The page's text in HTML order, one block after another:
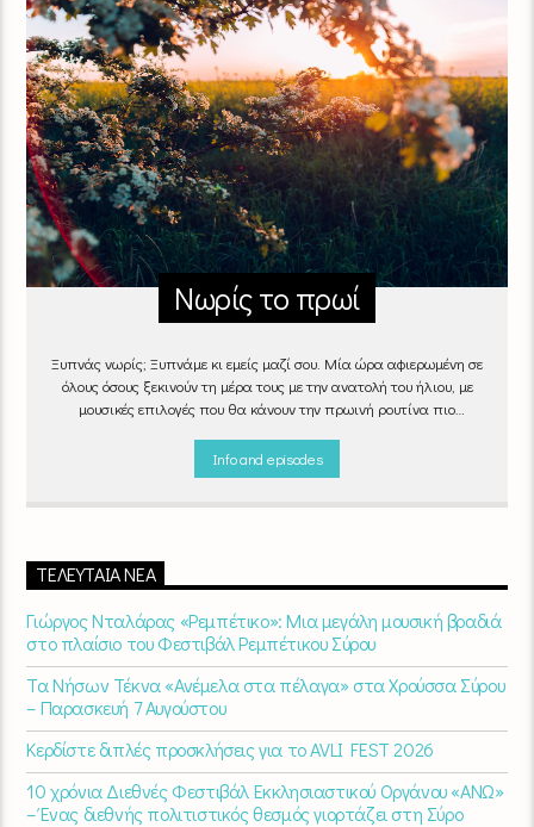
Νωρίς το πρωί
Ξυπνάς νωρίς; Ξυπνάμε κι εμείς μαζί σου. Μία ώρα αφιερωμένη σε
όλους όσους ξεκινούν τη μέρα τους με την ανατολή του ήλιου, με
μουσικές επιλογές που θα κάνουν την πρωινή ρουτίνα πιο
06:00 - 07:00 στον Empneusi 107 FM
Info and episodes
ΤΕΛΕΥΤΑΊΑ ΝΈΑ
Γιώργος Νταλάρας «Ρεμπέτικο»: Μια μεγάλη μουσική βραδιά
στο πλαίσιο του Φεστιβάλ Ρεμπέτικου Σύρου
Τα Νήσων Τέκνα «Ανέμελα στα πέλαγα» στα Χρούσσα Σύρου
– Παρασκευή 7 Αυγούστου
Κερδίστε διπλές προσκλήσεις για το AVLI FEST 2026
10 χρόνια Διεθνές Φεστιβάλ Εκκλησιαστικού Οργάνου «ΑΝΩ»
– Ένας διεθνής πολιτιστικός θεσμός γιορτάζει στη Σύρο​